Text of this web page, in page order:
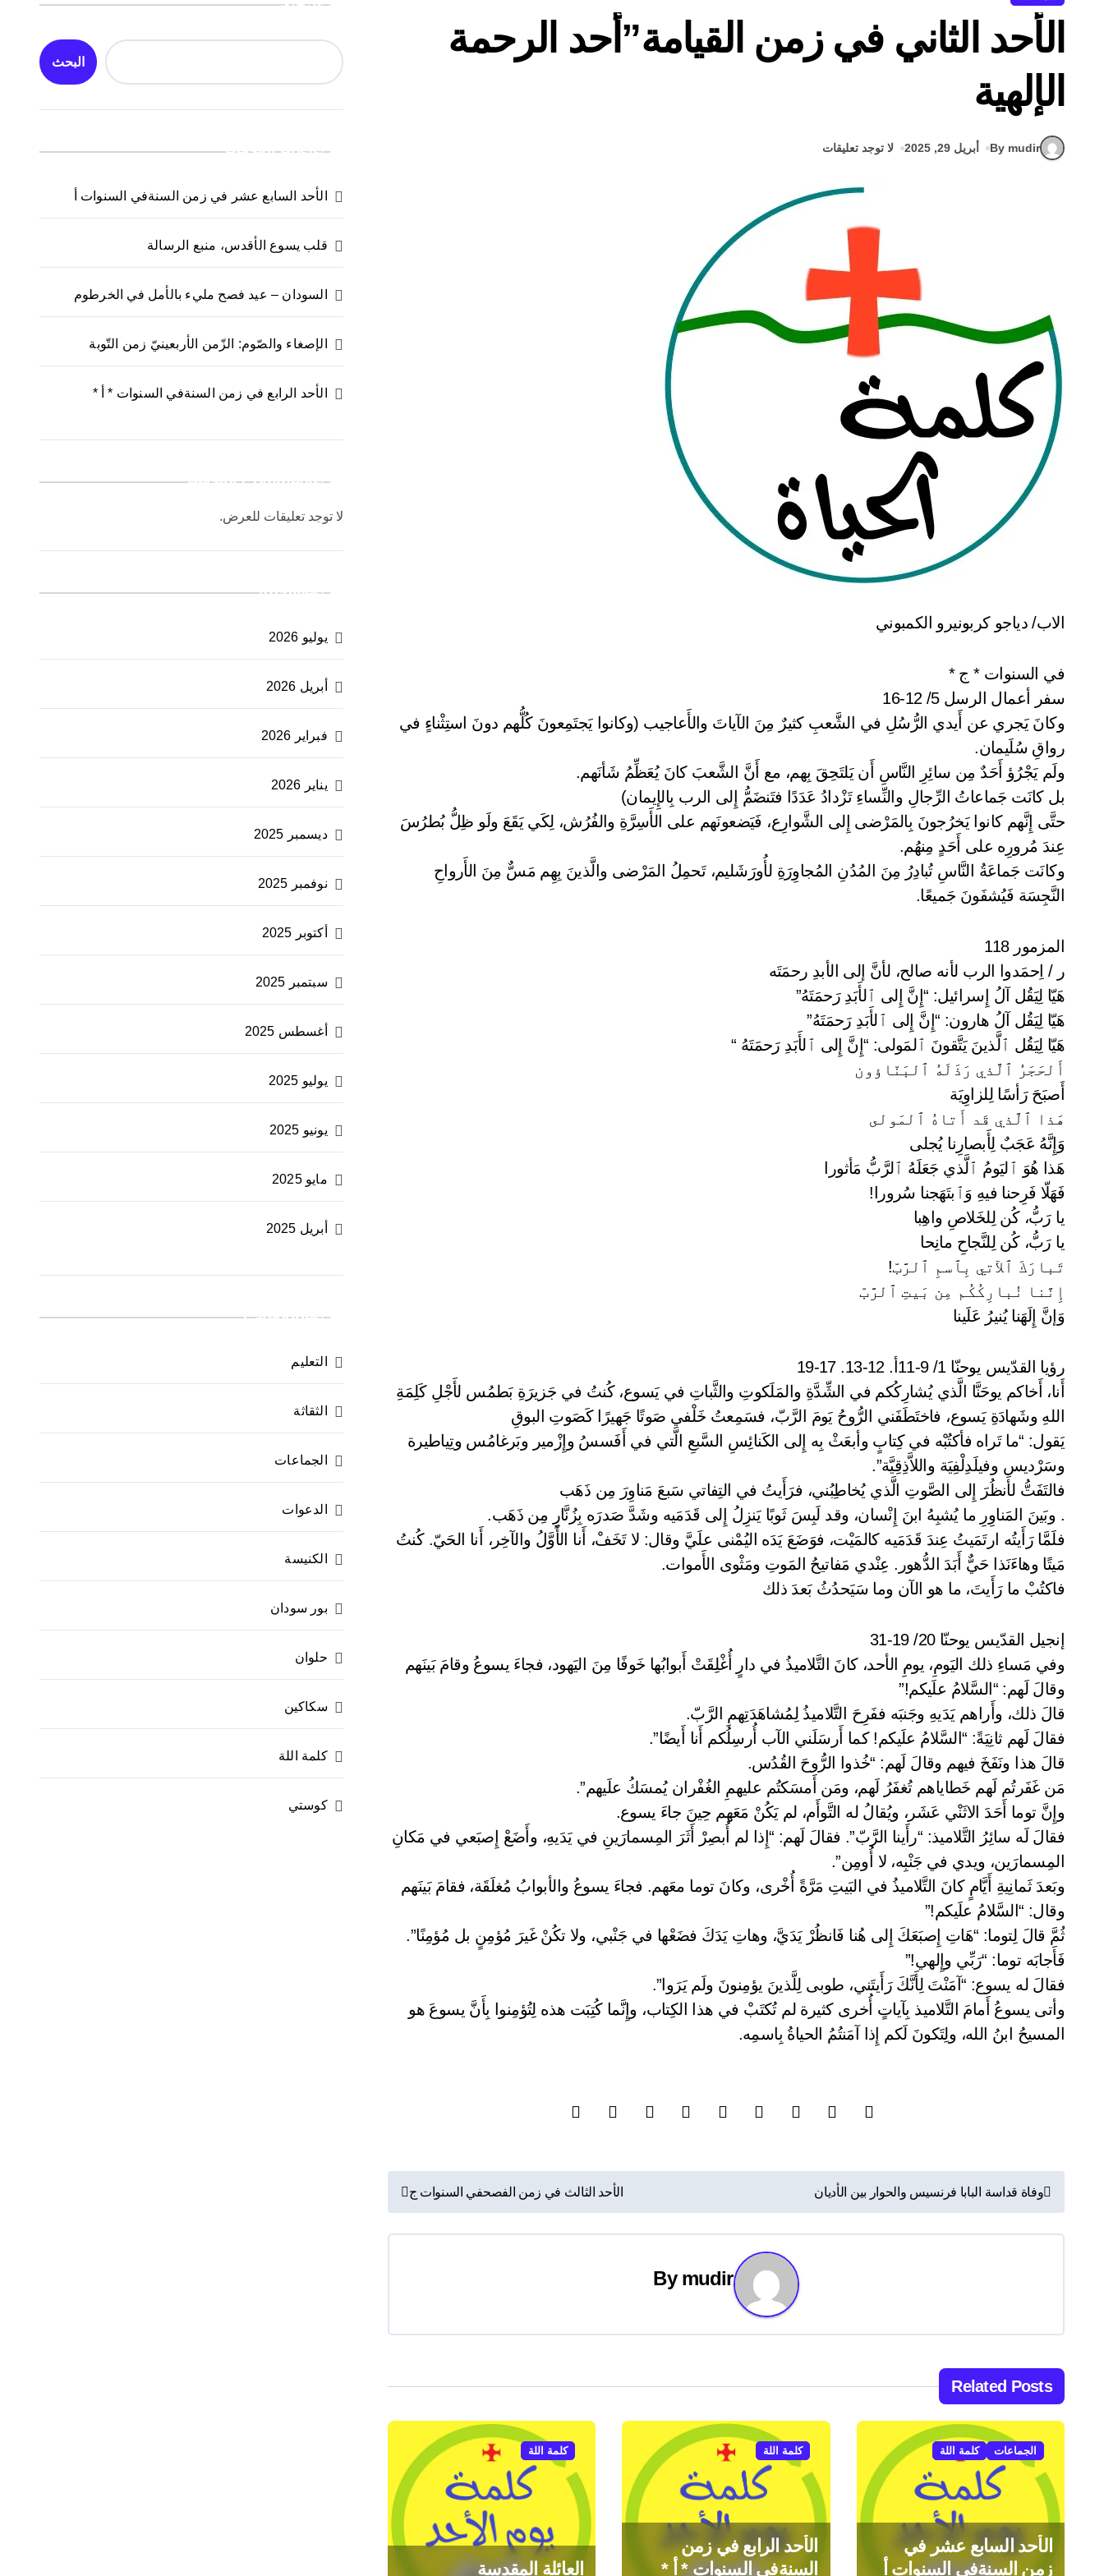
الأحد الثاني في زمن القيامة”أحد الرحمة
الإلهية
By mudir أبريل 29, 2025 لا توجد تعليقات
الاب/ دياجو كربونيرو الكمبوني
في السنوات * ج *
سفر أعمال الرسل 5/ 12-16
وكانَ يَجري عن أَيدي الرُّسُلِ في الشَّعبِ كثيرٌ مِنَ الآياتَ والأَعاجيب (وكانوا يَجتَمِعونَ كُلُّهم دونَ استِثْناءٍ في
رواقِ سُلَيمان.
ولَم يَجْرُؤ أَحَدٌ مِن سائِرِ النَّاسِ أَن يَلتَحِقَ بِهم، مع أَنَّ الشَّعبَ كانَ يُعَظِّمُ شَأنَهم.
بل كانَت جَماعاتُ الرِّجالِ والنِّساءِ تَزْدادُ عَدَدًا فتَنضَمُّ إِلى الرب بِالإِيمان)
حتَّى إِنَّهم كانوا يَخرُجونَ بِالمَرْضى إِلى الشَّوارِع، فَيَضعونَهم على الأَسِرَّةِ والفُرُش، لِكَي يَقَعَ ولَو ظِلُّ بُطرُسَ
عِندَ مُرورِه على أَحَدٍ مِنهُم.
وكانَت جَماعَةُ النَّاسِ تُبادِرُ مِنَ المُدُنِ المُجاوِرَةِ لأُورَشَليم، تَحمِلُ المَرْضى والَّذينَ بِهِم مَسٌّ مِنَ الأَرواحِ
النَّجِسَة فَيُشفَونَ جَميعًا.
المزمور 118
ر / اِحمَدوا الرب لأنه صالح، لأنَّ إلى الأبدِ رحمَتَه
هَيّا لِيَقُل آلُ إِسرائيل: “إِنَّ إِلى ٱلأَبَدِ رَحمَتَهُ”
هَيّا لِيَقُل آلُ هارون: “إِنَّ إِلى ٱلأَبَدِ رَحمَتَهُ”
هَيّا لِيَقُل ٱلَّذينَ يَتَّقونَ ٱلمَولى: “إِنَّ إِلى ٱلأَبَدِ رَحمَتَهُ “
أَلحَجَرُ ٱلَّذي رَذَلَهُ ٱلبَنّاؤون
أَصبَحَ رَأسًا لِلزاوِيَة
هَذا ٱلَّذي قَد أَتاهُ ٱلمَولى
وَإِنَّهُ عَجَبٌ لِأَبصارِنا يُجلى
هَذا هُوَ ٱليَومُ ٱلَّذي جَعَلَهُ ٱلرَّبُّ مَأثورا
فَهَلّا فَرِحنا فيهِ وَٱبتَهَجنا سُرورا!
يا رَبُّ، كُن لِلخَلاصِ واهِبا
يا رَبُّ، كُن لِلنَّجاحِ مانِحا
تَبارَكَ ٱلآتي بِٱسمِ ٱلرَّبّ!
إِنَّنا نُبارِكُكُم مِن بَيتِ ٱلرَّبّ
وَإنَّ إِلَهَنا يُنيرُ عَلَينا
رؤيا القدّيس يوحنّا 1/ 9-11أ. 12-13. 17-19
أَنا، أَخاكم يوحَنَّا الَّذي يُشارِكُكم في الشِّدَّةِ والمَلَكوتِ والثَّباتِ في يَسوع، كُنتُ في جَزيرَةِ بَطمُس لأَجْلِ كَلِمَةِ
اللهِ وشَهادَةِ يَسوع، فاختَطَفَني الرُّوحُ يَومَ الرَّبّ، فسَمِعتُ خَلْفي صَوتًا جَهيرًا كَصَوتِ البوقِ
يَقول: “ما تَراه فأكتُبْه في كِتابٍ وأبعَثْ بِه إِلى الكَنائِسِ السَّبعِ الَّتي في أَفَسسُ وإِزْمير وبَرغامُس وتِياطيرة
وسَرْديس وفيلَدِلْفِيَة واللاَّذِقِيَّة”.
فالتَفَتُّ لأَنظُرَ إِلى الصَّوتِ الَّذي يُخاطِبُني، فرَأَيتُ في التِفاتي سَبعَ مَناوِرَ مِن ذَهَب
. وبَينَ المَناوِرِ ما يُشبِهُ ابنَ إِنْسان، وقد لَبِسَ ثَوبًا يَنزِلُ إِلى قَدَمَيه وشَدَّ صَدرَه بِزُنَّارٍ مِن ذَهَب.
فلَمَّا رَأَيتُه ارتَمَيتُ عِندَ قَدَمَيه كالمَيْت، فوَضَعَ يَدَه اليُمْنى علَيَّ وقال: لا تَخَفْ، أَنا الأَوَّلُ والآخِر، أَنا الحَيّ. كُنتُ
مَيتًا وهاءَنَذا حَيٌّ أَبَدَ الدُّهور. عِنْدي مَفاتيحُ المَوتِ ومَثْوى الأَموات.
فاكتُبْ ما رَأَيتَ، ما هو الآن وما سَيَحدُثُ بَعدَ ذلك
إنجيل القدّيس يوحنّا 20/ 19-31
وفي مَساءِ ذلك اليَومِ، يومِ الأحد، كانَ التَّلاميذُ في دارٍ أُغْلِقَتْ أَبوابُها خَوفًا مِنَ اليَهود، فجاءَ يسوعُ وقامَ بَينَهم
وقالَ لَهم: “السَّلامُ علَيكم!”
قالَ ذلك، وأَراهم يَدَيهِ وجَنبَه ففَرِحَ التَّلاميذُ لِمُشاهَدَتِهمِ الرَّبّ.
فقالَ لَهم ثانِيَةً: “السَّلامُ علَيكم! كما أَرسَلَني الآب أُرسِلُكم أَنا أَيضًا”.
قالَ هذا ونَفَخَ فيهم وقالَ لَهم: “خُذوا الرُّوحَ القُدُس.
مَن غَفَرتُم لَهم خَطاياهم تُغفَرُ لَهم، ومَن أَمسَكتُم عليهمِ الغُفْران يُمسَكُ علَيهم”.
وإِنَّ توما أَحَدَ الاثَنْي عَشَر، ويُقالُ له التَّوأَم، لم يَكُنْ مَعَهم حِينَ جاءَ يسوع.
فقالَ لَه سائِرُ التَّلاميذ: “رأَينا الرَّبّ”. فقالَ لَهم: “إِذا لم أُبصِرْ أَثَرَ المِسمارَينِ في يَدَيهِ، وأَضَعْ إِصبَعي في مَكانِ
المِسمارَين، ويدي في جَنْبِه، لا أُومِن”.
وبَعدَ ثَمانِيةِ أَيَّامٍ كانَ التَّلاميذُ في البَيتِ مَرَّةً أُخْرى، وكانَ توما معَهم. فجاءَ يسوعُ والأبوابُ مُغلَقَة، فقامَ بَينَهم
وقال: “السَّلامُ علَيكم!”
ثُمَّ قالَ لِتوما: “هَاتِ إِصبَعَكَ إِلى هُنا فَانظُرْ يَدَيَّ، وهاتِ يَدَكَ فضَعْها في جَنْبي، ولا تكُنْ غَيرَ مُؤمِنٍ بل مُؤمِنًا”.
فَأَجابَه توما: “رَبِّي وإِلهي!”
فقالَ له يسوع: “آمَنْتَ لِأَنَّكَ رَأَيتَني، طوبى لِلَّذينَ يؤمِنونَ ولَم يَرَوا”.
وأتى يسوعُ أَمامَ التَّلاميذ بِآياتٍ أُخرى كثيرة لم تُكتَبْ في هذا الكِتاب، وإِنَّما كُتِبَت هذه لِتُؤمِنوا بِأَنَّ يسوعَ هو
المسيحُ ابنُ الله، ولِتَكونَ لَكم إِذا آمَنتُمُ الحياةُ بِاسمِه.
ص
م
ق
ا
ت
وفاة قداسة البابا فرنسيس والحوار بين الأديان الأحد الثالث في زمن الفصحفي السنوات ج
By mudir
Related Posts
الجماعات كلمة اللة
الأحد السابع عشر في
زمن السنةفي السنوات أ
كلمة اللة
الأحد الرابع في زمن
السنةفي السنوات * أ *
كلمة اللة
العائلة المقدسة
البحث
البحث
Recent Posts
الأحد السابع عشر في زمن السنةفي السنوات أ
قلب يسوع الأقدس، منبع الرسالة
السودان – عيد فصح مليء بالأمل في الخرطوم
الإصغاء والصّوم: الزّمن الأربعينيّ زمن التّوبة
الأحد الرابع في زمن السنةفي السنوات * أ *
Recent Comments
لا توجد تعليقات للعرض.
Archives
يوليو 2026
أبريل 2026
فبراير 2026
يناير 2026
ديسمبر 2025
نوفمبر 2025
أكتوبر 2025
سبتمبر 2025
أغسطس 2025
يوليو 2025
يونيو 2025
مايو 2025
أبريل 2025
Categories
التعليم
الثقاثة
الجماعات
الدعوات
الكنيسة
بور سودان
حلوان
سكاكين
كلمة اللة
كوستي